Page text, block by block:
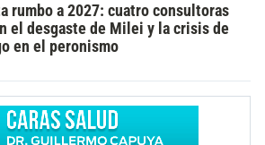
rumbo a 2027: cuatro consultoras
el desgaste de Milei y la crisis de
en el peronismo